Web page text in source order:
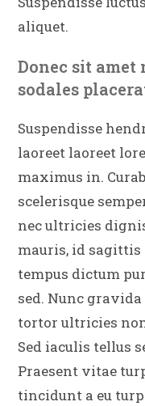
aliquet.
Donec sit amet
sodales
Suspendisse
laoreet laoreet
maximus in.
scelerisque
nec ultricies
mauris, id sagittis
tempus dictum
sed. Nunc
tortor ultricies
Sed iaculis tellus
Praesent vitae
tincidunt a eu